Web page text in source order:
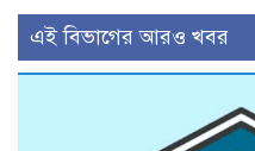
এই বিভাগের আরও খবর